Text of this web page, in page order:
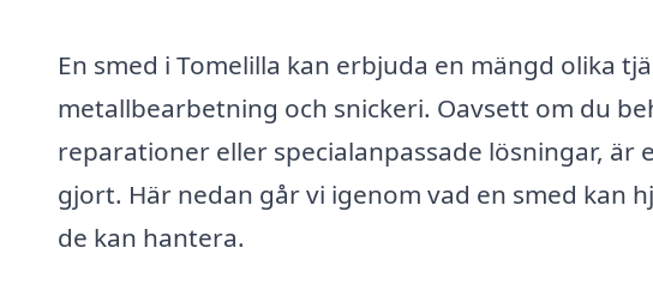
En smed i Tomelilla kan erbjuda en mängd olika
metallbearbetning och snickeri. Oavsett om du
reparationer eller specialanpassade lösningar,
gjort. Här nedan går vi igenom vad en smed kan
de kan hantera.